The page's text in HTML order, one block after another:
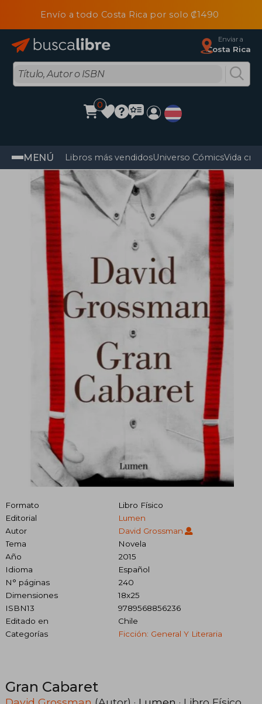
Envío a todo Costa Rica por solo ₡1490
Enviar a
Costa Rica
0
MENÚ Libros más vendidosUniverso CómicsVida
Formato
Libro Físico
Editorial
Lumen
Autor
David Grossman
Tema
Novela
Año
2015
Idioma
Español
N° páginas
240
Dimensiones
18x25
ISBN13
9789568856236
Editado en
Chile
Categorías
Ficción: General Y Literaria
Gran Cabaret